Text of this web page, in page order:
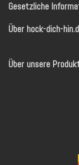
Gesetzliche
Über hock-dich-
Über unsere